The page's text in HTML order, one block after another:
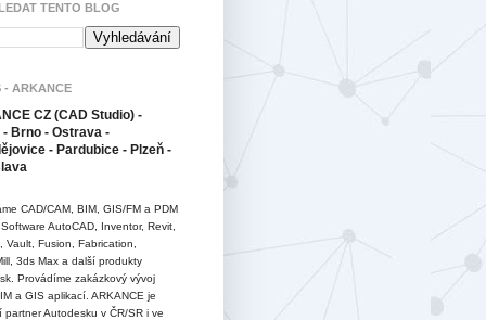
TENTO BLOG
- ARKANCE
CZ (CAD Studio) -
- Brno - Ostrava -
- Pardubice - Plzeň -
CAD/CAM, BIM, GIS/FM a PDM
AutoCAD, Inventor, Revit,
Vault, Fusion, Fabrication,
3ds Max a další produkty
Provádíme zakázkový vývoj
a GIS aplikací. ARKANCE je
partner Autodesku v ČR/SR i ve